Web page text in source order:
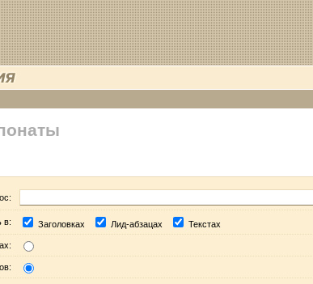
в: Заголовках Лид-абзацах Текстах